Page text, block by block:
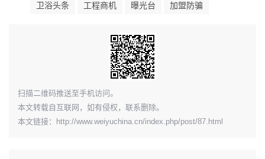
手，假以加盟商的名义，吹嘘该产业的暴利，吹捧总店提供
随着电视购物形式的兴起，电视购物诈骗也成为常见的骗
术。其中常用到的伎俩有设计一个谈话节目的现场，邀请一
卫浴头条 工程商机 曝光台 加盟防骗
扫描二维码推送至手机访问。
本文转载自互联网，如有侵权，联系删除。
本文链接：
http://www.weiyuchina.cn/index.php/post/87.html